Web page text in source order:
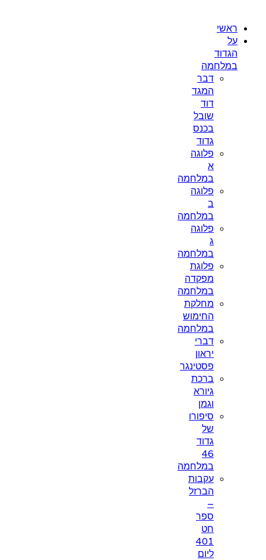
ראשי
על
הגדוד
במלחמה
דבר
המגד
דוד
שובל
בכנס
גדוד
פלוגה
א
במלחמה
פלוגה
ב
במלחמה
פלוגה
ג
במלחמה
פלוגת
מפקדה
במלחמה
מחלקת
החימוש
במלחמה
דברי
יראון
פסטינגר
ברכת
גיורא
וגמן
סיפורו
של
גדוד
46
במלחמה
עקבות
הברזל
–
ספר
חט
401
ליום